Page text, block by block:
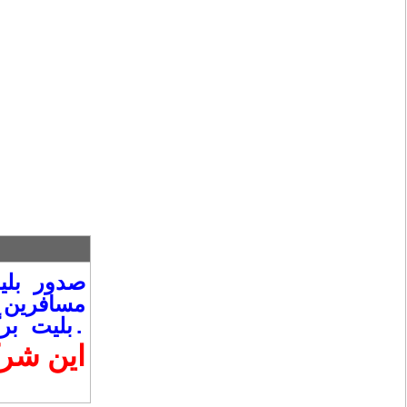
صدور
بليت مي باشد.
اين